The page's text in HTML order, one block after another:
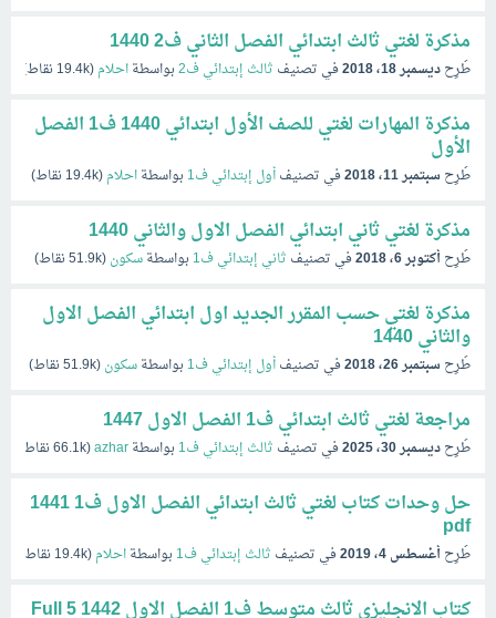
مذكرة لغتي ثالث ابتدائي الفصل الثاني ف2 1440
طُرِحديسمبر 18، 2018 في تصنيف ثالث إبتدائي ف2 بواسطةاحلام(
19.4kنقاط)
مذكرة المهارات لغتي للصف الأول ابتدائي 1440 ف1 الفصل
الأول
طُرِح سبتمبر 11، 2018 في تصنيفأول إبتدائي ف1 بواسطةاحلام(
19.4kنقاط)
مذكرة لغتي ثاني ابتدائي الفصل الاول والثاني 1440
طُرِحأكتوبر 6، 2018 في تصنيف ثاني إبتدائي ف1 بواسطةسكون(
51.9kنقاط)
مذكرة لغتي حسب المقرر الجديد اول ابتدائي الفصل الاول
والثاني 1440
طُرِح سبتمبر 26، 2018 في تصنيفأول إبتدائي ف1 بواسطةسكون(
51.9kنقاط)
مراجعة لغتي ثالث ابتدائي ف1 الفصل الاول 1447
طُرِحديسمبر 30، 2025 في تصنيف ثالث إبتدائي ف1 بواسطةazhar
(
66.1kنقاط)
حل وحدات كتاب لغتي ثالث ابتدائي الفصل الاول ف1 1441
pdf
طُرِحأغسطس 4، 2019 في تصنيف ثالث إبتدائي ف1 بواسطةاحلام(
19.4kنقاط)
كتاب الانجليزي ثالث متوسط ف1 الفصل الاول 1442 5 Full